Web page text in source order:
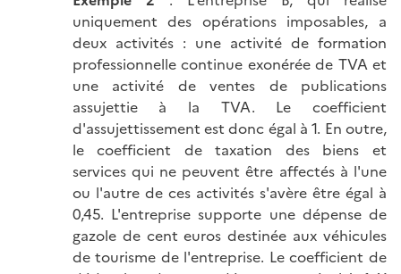
uniquement des opérations imposables, a
deux activités : une activité de formation
professionnelle continue exonérée de TVA et
une activité de ventes de publications
assujettie à la TVA. Le coefficient
d'assujettissement est donc égal à 1. En outre,
le coefficient de taxation des biens et
services qui ne peuvent être affectés à l'une
ou l'autre de ces activités s'avère être égal à
0,45. L'entreprise supporte une dépense de
gazole de cent euros destinée aux véhicules
de tourisme de l'entreprise. Le coefficient de